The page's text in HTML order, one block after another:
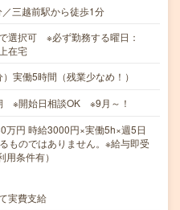
三越前駅から徒歩1分
選択可 ※必ず勤務する曜日：
在宅
実働5時間（残業少なめ！）
※開始日相談OK ※9月～！
円 時給3000円×実働5h×週5日
ものではありません。※給与即受
条件有）
実費支給